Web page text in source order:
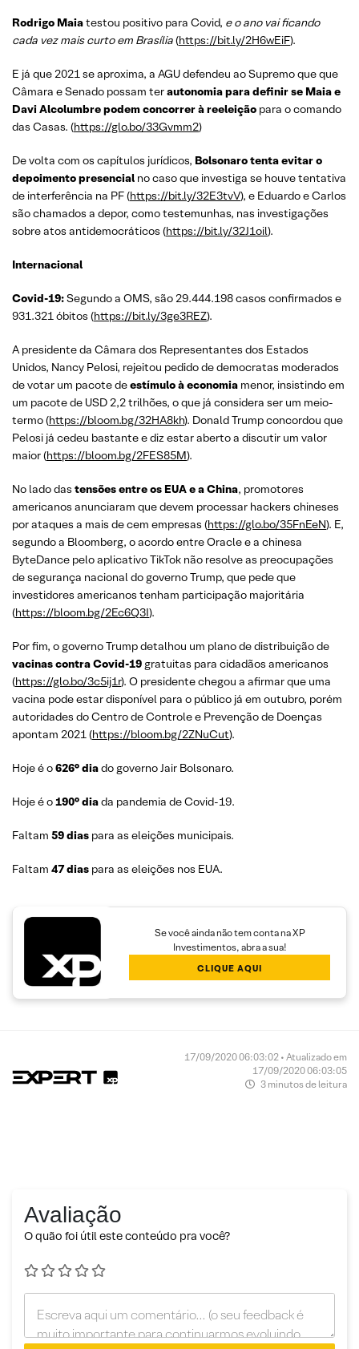
Rodrigo Maiatestou positivo para Covid, e o ano vai ficando
cada vez mais curto em Brasília(https://bit.ly/2H6wEiF).
E já que 2021 se aproxima, a AGU defendeu ao Supremo que que
Câmara e Senado possam terautonomia para definir se Maia e
Davi Alcolumbre podem concorrer à reeleição para o comando
das Casas. (https://glo.bo/33Gvmm2)
De volta com os capítulos jurídicos, Bolsonaro tenta evitar o
depoimento presencial no caso que investiga se houve tentativa
de interferência na PF (https://bit.ly/32E3tvV), e Eduardo e Carlos
são chamados a depor, como testemunhas, nas investigações
sobre atos antidemocráticos (https://bit.ly/32J1oil).
Internacional
Covid-19:Segundo a OMS, são 29.444.198 casos confirmados e
931.321 óbitos (https://bit.ly/3ge3REZ).
A presidente da Câmara dos Representantes dos Estados
Unidos, Nancy Pelosi, rejeitou pedido de democratas moderados
de votar um pacote deestímulo à economia menor, insistindo em
um pacote de USD 2,2 trilhões, o que já considera ser um meio-
termo (https://bloom.bg/32HA8kh). Donald Trump concordou que
Pelosi já cedeu bastante e diz estar aberto a discutir um valor
maior (https://bloom.bg/2FES85M).
No lado das tensões entre os EUA e a China, promotores
americanos anunciaram que devem processar hackers chineses
por ataques a mais de cem empresas (https://glo.bo/35FnEeN). E,
segundo a Bloomberg, o acordo entre Oracle e a chinesa
ByteDance pelo aplicativo TikTok não resolve as preocupações
de segurança nacional do governo Trump, que pede que
investidores americanos tenham participação majoritária
(https://bloom.bg/2Ec6Q3I).
Por fim, o governo Trump detalhou um plano de distribuição de
vacinas contra Covid-19 gratuitas para cidadãos americanos
(https://glo.bo/3c5ij1r). O presidente chegou a afirmar que uma
vacina pode estar disponível para o público já em outubro, porém
autoridades do Centro de Controle e Prevenção de Doenças
apontam 2021 (https://bloom.bg/2ZNuCut).
Hoje é o626° diado governo Jair Bolsonaro.
Hoje é o190° diada pandemia de Covid-19.
Faltam 59 dias para as eleições municipais.
Faltam 47 dias para as eleições nos EUA.
Se você ainda não tem conta na XP
Investimentos, abra a sua!
CLIQUE AQUI
17/09/2020 06:03:02 • Atualizado em
17/09/2020 06:03:05
3 minutos de leitura
Avaliação
O quão foi útil este conteúdo pra você?